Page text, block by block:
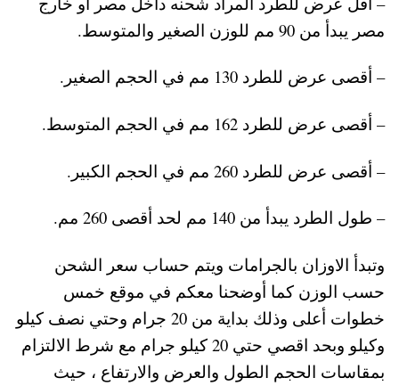
مصر يبدأ من 90 مم للوزن الصغير والمتوسط.
– أقصى عرض للطرد 130 مم في الحجم الصغير.
– أقصى عرض للطرد 162 مم في الحجم المتوسط.
– أقصى عرض للطرد 260 مم في الحجم الكبير.
– طول الطرد يبدأ من 140 مم لحد أقصى 260 مم.
وتبدأ الاوزان بالجرامات ويتم حساب سعر الشحن
حسب الوزن كما أوضحنا معكم في موقع خمس
خطوات أعلى وذلك بداية من 20 جرام وحتي نصف كيلو
وكيلو وبحد اقصي حتي 20 كيلو جرام مع شرط الالتزام
بمقاسات الحجم الطول والعرض والارتفاع ، حيث